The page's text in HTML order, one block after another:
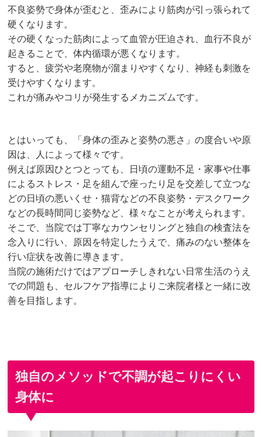
不良姿勢で身体が歪むと、歪みにより筋肉が引っ張られて
硬くなります。
その硬くなった筋肉によって血管が圧迫され、血行不良が
起きることで、体内循環が悪くなります。
すると、疲労や老廃物が溜まりやすくなり、神経も刺激を
受けやすくなります。
これが痛みやコリが発生するメカニズムです。
とはいっても、「身体の歪みと姿勢の悪さ」の度合いや原
因は、人によって様々です。
例えば原因ひとつとっても、日頃の運動不足・家事や仕事
によるストレス・足を組んで座ったり足を交差して立つな
どの日頃の悪いくせ・猫背などの不良姿勢・デスクワーク
などの長時間同じ姿勢など、様々なことが考えられます。
そこで、当院では丁寧なカウンセリングと独自の検査法を
念入りに行い、原因を特定したうえで、痛みのない整体を
行い症状を改善に導きます。
当院の施術だけではアプローチしきれない日常生活のうえ
での問題も、セルフケア指導によりご来院者様と一緒に改
善を目指します。
独自のメソッドで不調が起こりにくい
身体に